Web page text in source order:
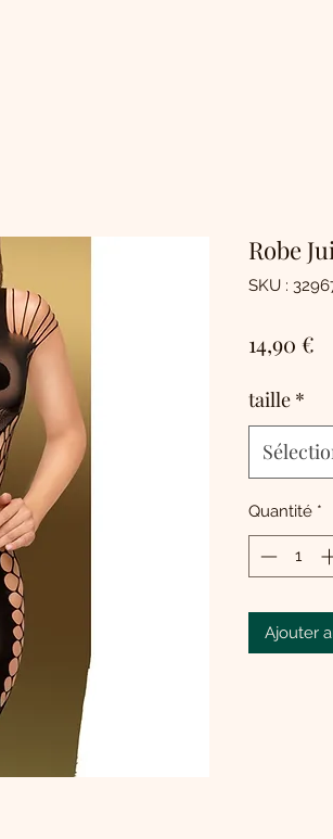
Robe
SKU :
14,90 €
taille *
Quantité *
Ajouter